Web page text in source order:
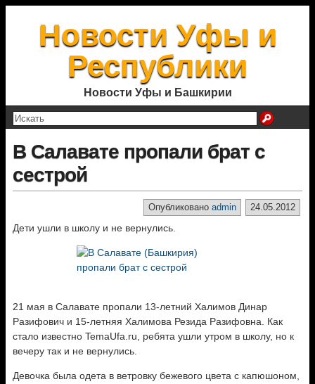
Новости Уфы и
Республики
Новости Уфы и Башкирии
В Салавате пропали брат с
сестрой
24.05.2012
Опубликовано admin
Дети ушли в школу и не вернулись.
21 мая в Салавате пропали 13-летний Халимов Динар
Разифович и 15-летняя Халимова Резида Разифовна. Как
стало известно TemaUfa.ru, ребята ушли утром в школу, но к
вечеру так и не вернулись.
Девочка была одета в ветровку бежевого цвета с капюшоном,